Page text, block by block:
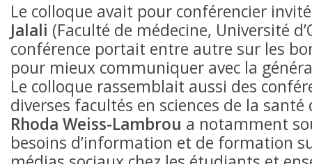
Le colloque avait pour conférencier
Jalali (Faculté de médecine, Université
conférence portait entre autre sur les
pour mieux communiquer avec la
Le colloque rassemblait aussi des
diverses facultés en sciences de la santé
Rhoda Weiss-Lambrou a notamment
besoins d’information et de formation